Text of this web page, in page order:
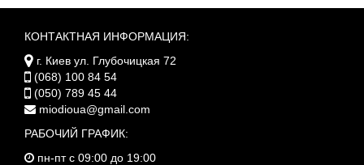
КОНТАКТНАЯ ИНФОРМАЦИЯ:
г. Киев ул. Глубочицкая 72
(068) 100 84 54
(050) 789 45 44
miodioua@gmail.com
РАБОЧИЙ ГРАФИК:
пн-пт с 09:00 до 19:00